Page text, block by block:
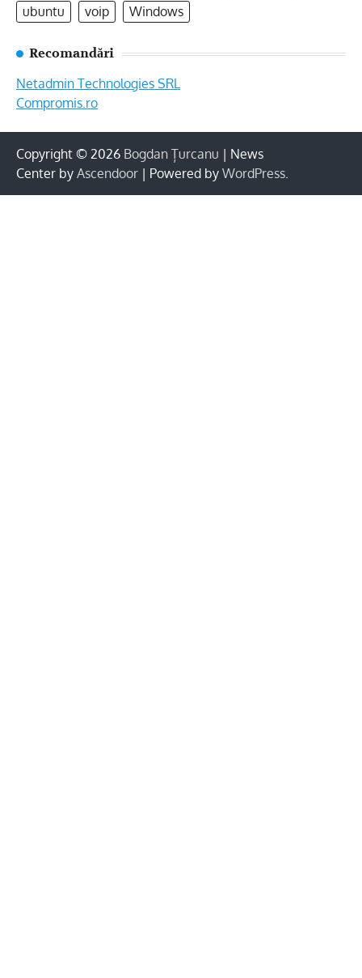
ubuntu
voip Windows
Recomandări
Netadmin Technologies SRL
Compromis.ro
Copyright © 2026 Bogdan Țurcanu | News
Center by Ascendoor | Powered by WordPress.